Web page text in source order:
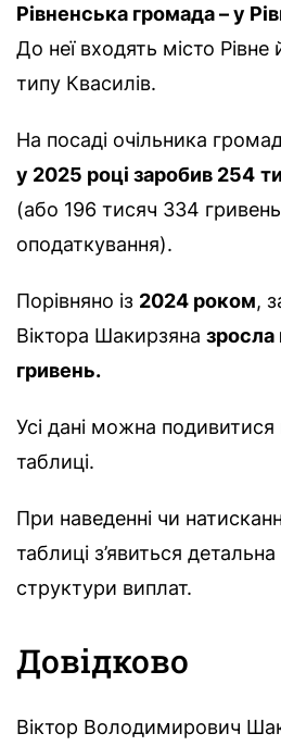
Рівненська громада – у
До неї входять місто
типу Квасилів.
На посаді очільника
у 2025 році заробив 254
(або 196 тисяч 334 гривень
оподаткування).
Порівняно із 2024 роком,
Віктора Шакирзяна зросла
гривень.
Усі дані можна подивитися
таблиці.
При наведенні чи
таблиці з’явиться
структури виплат.
Довідково
Віктор Володимирович